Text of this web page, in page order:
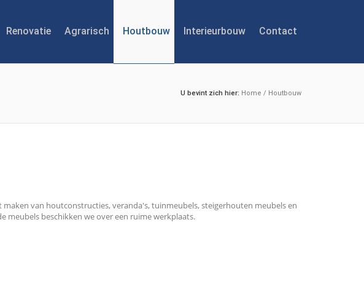
Renovatie Agrarisch Houtbouw Interieurbouw Contact
U bevint zich hier: Home / Houtbouw
maken van houtconstructies, veranda's, tuinmeubels, steigerhouten meubels en
meubels beschikken we over een ruime werkplaats.